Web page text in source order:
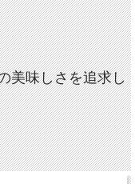
美味しさを追求し